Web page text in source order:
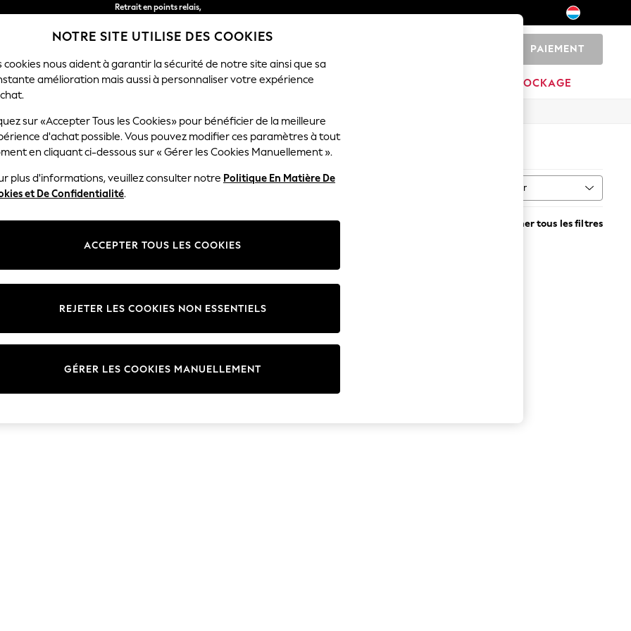
Retrait en points relais,
Livraison en 2-3 jours ouvrés*
PAIEMENT
BÉBÉ FEMME HOMME MAISON DÉSTOCKAGE
GARDEN AND OUTDOORS TEAL PRINT SQUARE(1)
Prix Trier
Supprimer tous les filtres
NOTRE SITE UTILISE DES COOKIES
cookies nous aident à garantir la sécurité de notre site ainsi que sa
amélioration mais aussi à personnaliser votre expérience
sur «Accepter Tous les Cookies» pour bénéficier de la meilleure
d'achat possible. Vous pouvez modifier ces paramètres à tout
en cliquant ci-dessous sur « Gérer les Cookies Manuellement ».
plus d'informations, veuillez consulter notre Politique En Matière De
et De Confidentialité.
ACCEPTER TOUS LES COOKIES
GÉRER LES COOKIES MANUELLEMENT
REJETER LES COOKIES NON ESSENTIELS